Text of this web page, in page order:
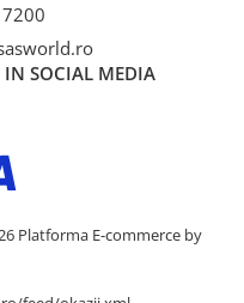
IN SOCIAL MEDIA
Platforma E-commerce by